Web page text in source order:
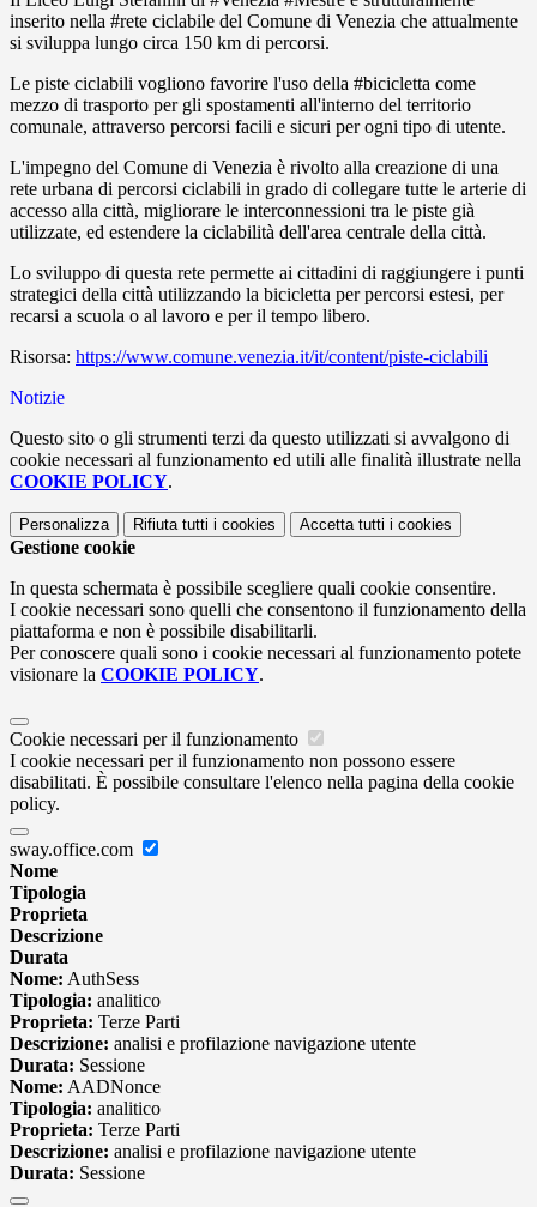
inserito nella #rete ciclabile del Comune di Venezia che attualmente
si sviluppa lungo circa 150 km di percorsi.
Le piste ciclabili vogliono favorire l'uso della #bicicletta come
mezzo di trasporto per gli spostamenti all'interno del territorio
comunale, attraverso percorsi facili e sicuri per ogni tipo di utente.
L'impegno del Comune di Venezia è rivolto alla creazione di una
rete urbana di percorsi ciclabili in grado di collegare tutte le arterie di
accesso alla città, migliorare le interconnessioni tra le piste già
utilizzate, ed estendere la ciclabilità dell'area centrale della città.
Lo sviluppo di questa rete permette ai cittadini di raggiungere i punti
strategici della città utilizzando la bicicletta per percorsi estesi, per
recarsi a scuola o al lavoro e per il tempo libero.
Risorsa: https://www.comune.venezia.it/it/content/piste-ciclabili
Notizie
Questo sito o gli strumenti terzi da questo utilizzati si avvalgono di
cookie necessari al funzionamento ed utili alle finalità illustrate nella
COOKIE POLICY.
Personalizza Rifiuta tutti i cookies Accetta tutti i cookies
Gestione cookie
In questa schermata è possibile scegliere quali cookie consentire.
I cookie necessari sono quelli che consentono il funzionamento della
piattaforma e non è possibile disabilitarli.
Per conoscere quali sono i cookie necessari al funzionamento potete
visionare la COOKIE POLICY.
Cookie necessari per il funzionamento
I cookie necessari per il funzionamento non possono essere
disabilitati. È possibile consultare l'elenco nella pagina della cookie
policy.
sway.office.com
Nome
Tipologia
Proprieta
Descrizione
Durata
Nome: AuthSess
Tipologia: analitico
Proprieta: Terze Parti
Descrizione: analisi e profilazione navigazione utente
Durata: Sessione
Nome: AADNonce
Tipologia: analitico
Proprieta: Terze Parti
Descrizione: analisi e profilazione navigazione utente
Durata: Sessione